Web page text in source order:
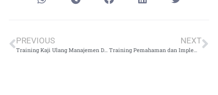
PREVIOUS
Training Kaji Ulang Manajemen Dan Pengendalian Sistem Laboratorium
NEXT
Training Pemahaman dan Implementasi ISO/IEC 17043:2023 (Uji Profisiensi Laboratorium)